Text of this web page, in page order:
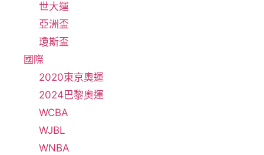
世大運
亞洲盃
瓊斯盃
國際
2020東京奧運
2024巴黎奧運
WCBA
WJBL
WNBA